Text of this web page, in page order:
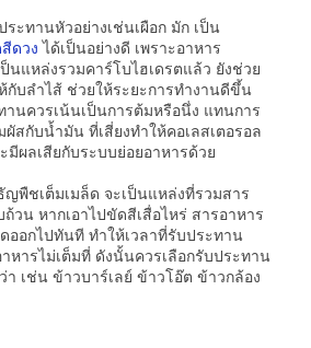
ระทานหัวอย่างเช่นเผือก มัก เป็น
ดวง ได้เป็นอย่างดี เพราะอาหาร
นแหล่งรวมคาร์โบไฮเดรตแล้ว ยังช่วย
กับลำไส้ ช่วยให้ระยะการทำงานดีขึ้น
านควรเน้นเป็นการต้มหรือนึ่ง แทนการ
สกับน้ำมัน ที่เสี่ยงทำให้คอเลสเตอรอล
มีผลเสียกับระบบย่อยอาหารด้วย
ญพืชเต็มเมล็ด จะเป็นแหล่งที่รวมสาร
ถ้วน หากเอาไปขัดสีเสื่อไหร่ สารอาหาร
ออกไปทันที ทำให้เวลาที่รับประทาน
หารไม่เต็มที่ ดังนั้นควรเลือกรับประทาน
เช่น ข้าวบาร์เลย์ ข้าวโอ๊ต ข้าวกล้อง